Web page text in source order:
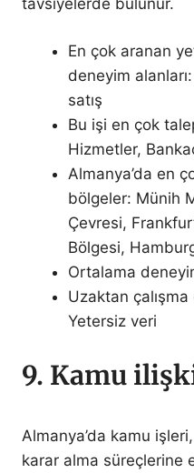
En çok aranan
deneyim
satış
Bu işi en çok
Hizmetler,
Almanya’da en
bölgeler: Münih
Çevresi,
Bölgesi,
Ortalama
Uzaktan çalışma
Yetersiz veri
9. Kamu
Almanya’da kamu
karar alma süreçlerine